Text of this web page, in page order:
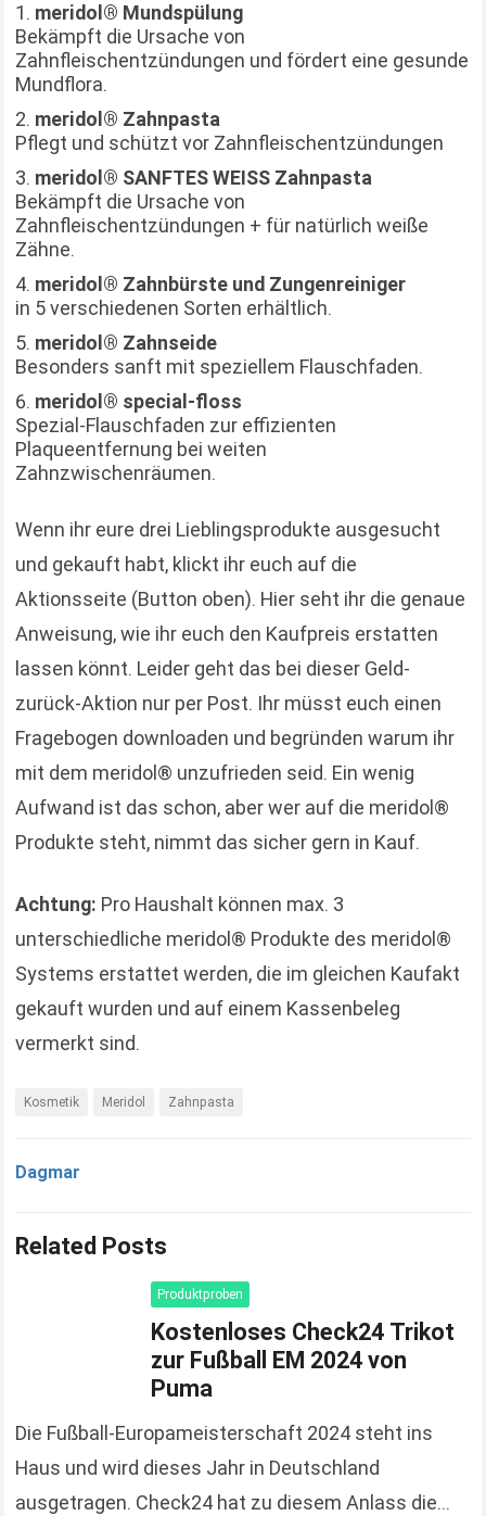
meridol® Mundspülung
Bekämpft die Ursache von
Zahnfleischentzündungen und fördert eine gesunde
Mundflora.
meridol® Zahnpasta
Pflegt und schützt vor Zahnfleischentzündungen
meridol® SANFTES WEISS Zahnpasta
Bekämpft die Ursache von
Zahnfleischentzündungen + für natürlich weiße
Zähne.
meridol® Zahnbürste und Zungenreiniger
in 5 verschiedenen Sorten erhältlich.
meridol® Zahnseide
Besonders sanft mit speziellem Flauschfaden.
meridol® special-floss
Spezial-Flauschfaden zur effizienten
Plaqueentfernung bei weiten
Zahnzwischenräumen.
Wenn ihr eure drei Lieblingsprodukte ausgesucht
und gekauft habt, klickt ihr euch auf die
Aktionsseite (Button oben). Hier seht ihr die genaue
Anweisung, wie ihr euch den Kaufpreis erstatten
lassen könnt. Leider geht das bei dieser Geld-
zurück-Aktion nur per Post. Ihr müsst euch einen
Fragebogen downloaden und begründen warum ihr
mit dem meridol® unzufrieden seid. Ein wenig
Aufwand ist das schon, aber wer auf die meridol®
Produkte steht, nimmt das sicher gern in Kauf.
Achtung: Pro Haushalt können max. 3
unterschiedliche meridol® Produkte des meridol®
Systems erstattet werden, die im gleichen Kaufakt
gekauft wurden und auf einem Kassenbeleg
vermerkt sind.
Kosmetik Meridol Zahnpasta
Dagmar
Related Posts
Produktproben
Kostenloses Check24 Trikot
zur Fußball EM 2024 von
Puma
Die Fußball-Europameisterschaft 2024 steht ins
Haus und wird dieses Jahr in Deutschland
ausgetragen. Check24 hat zu diesem Anlass die